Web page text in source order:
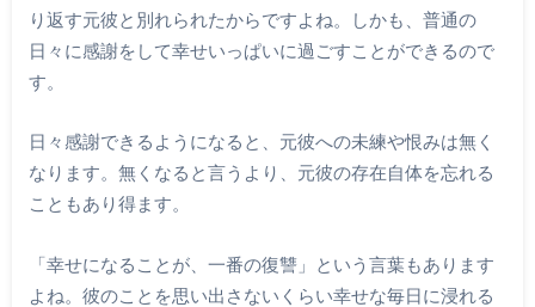
り返す元彼と別れられたからですよね。しかも、普通の
日々に感謝をして幸せいっぱいに過ごすことができるので
す。
日々感謝できるようになると、元彼への未練や恨みは無く
なります。無くなると言うより、元彼の存在自体を忘れる
こともあり得ます。
「幸せになることが、一番の復讐」という言葉もあります
よね。彼のことを思い出さないくらい幸せな毎日に浸れる